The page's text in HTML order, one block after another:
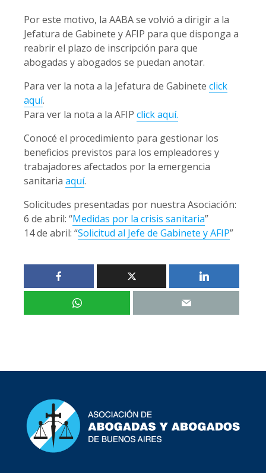
Por este motivo, la AABA se volvió a dirigir a la
Jefatura de Gabinete y AFIP para que disponga a
reabrir el plazo de inscripción para que
abogadas y abogados se puedan anotar.
Para ver la nota a la Jefatura de Gabinete click
aquí.
Para ver la nota a la AFIP click aquí.
Conocé el procedimiento para gestionar los
beneficios previstos para los empleadores y
trabajadores afectados por la emergencia
sanitaria aquí.
Solicitudes presentadas por nuestra Asociación:
6 de abril: “Medidas por la crisis sanitaria”
14 de abril: “Solicitud al Jefe de Gabinete y AFIP”